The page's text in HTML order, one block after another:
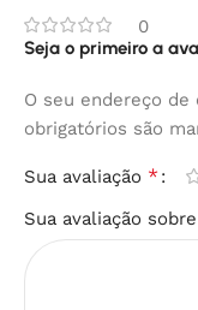
0
Seja o primeiro a
O seu endereço
obrigatórios são
Sua avaliação *
Sua avaliação